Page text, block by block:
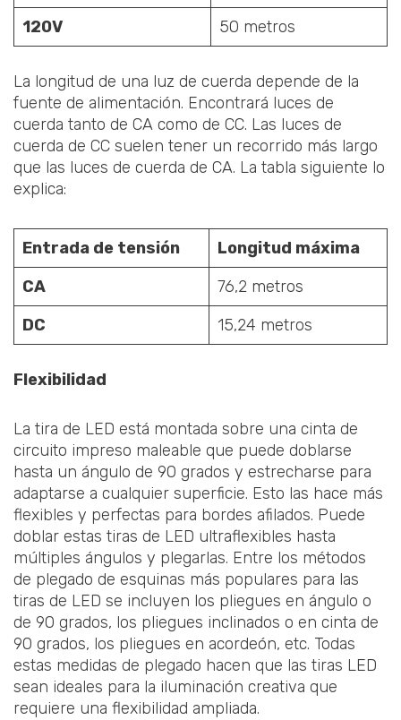
120V 50 metros
La longitud de una luz de cuerda depende de la
fuente de alimentación. Encontrará luces de
cuerda tanto de CA como de CC. Las luces de
cuerda de CC suelen tener un recorrido más largo
que las luces de cuerda de CA. La tabla siguiente lo
explica:
Entrada de tensión
Longitud máxima
CA
76,2 metros
DC
15,24 metros
Flexibilidad
La tira de LED está montada sobre una cinta de
circuito impreso maleable que puede doblarse
hasta un ángulo de 90 grados y estrecharse para
adaptarse a cualquier superficie. Esto las hace más
flexibles y perfectas para bordes afilados. Puede
doblar estas tiras de LED ultraflexibles hasta
múltiples ángulos y plegarlas. Entre los métodos
de plegado de esquinas más populares para las
tiras de LED se incluyen los pliegues en ángulo o
de 90 grados, los pliegues inclinados o en cinta de
90 grados, los pliegues en acordeón, etc. Todas
estas medidas de plegado hacen que las tiras LED
sean ideales para la iluminación creativa que
requiere una flexibilidad ampliada.